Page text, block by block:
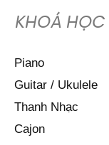
KHOÁ HỌC
Piano
Guitar / Ukulele
Thanh Nhạc
Cajon